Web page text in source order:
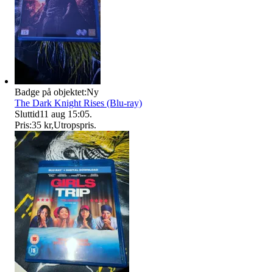
Badge på objektet:Ny
The Dark Knight Rises (Blu-ray)
Sluttid11 aug 15:05.
Pris:35 kr,Utropspris.